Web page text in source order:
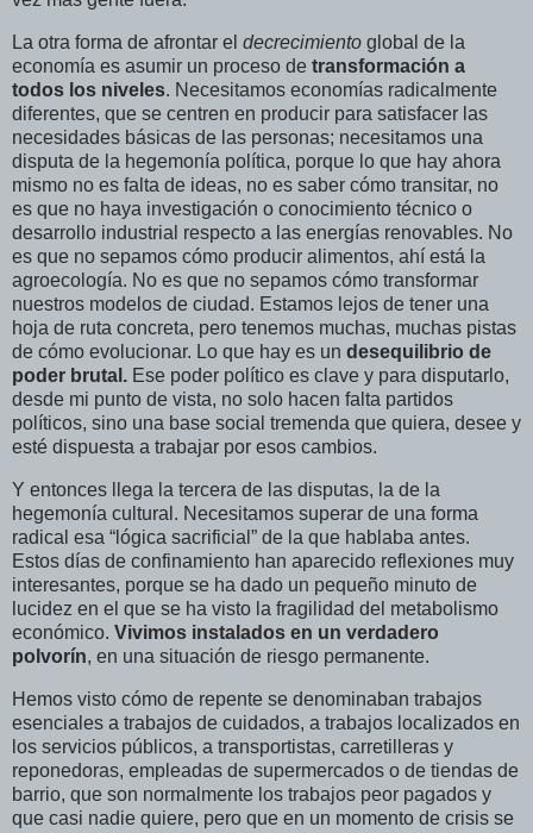
La otra forma de afrontar el decrecimiento global de la
economía es asumir un proceso de transformación a
todos los niveles. Necesitamos economías radicalmente
diferentes, que se centren en producir para satisfacer las
necesidades básicas de las personas; necesitamos una
disputa de la hegemonía política, porque lo que hay ahora
mismo no es falta de ideas, no es saber cómo transitar, no
es que no haya investigación o conocimiento técnico o
desarrollo industrial respecto a las energías renovables. No
es que no sepamos cómo producir alimentos, ahí está la
agroecología. No es que no sepamos cómo transformar
nuestros modelos de ciudad. Estamos lejos de tener una
hoja de ruta concreta, pero tenemos muchas, muchas pistas
de cómo evolucionar. Lo que hay es un desequilibrio de
poder brutal. Ese poder político es clave y para disputarlo,
desde mi punto de vista, no solo hacen falta partidos
políticos, sino una base social tremenda que quiera, desee y
esté dispuesta a trabajar por esos cambios.
Y entonces llega la tercera de las disputas, la de la
hegemonía cultural. Necesitamos superar de una forma
radical esa “lógica sacrificial” de la que hablaba antes.
Estos días de confinamiento han aparecido reflexiones muy
interesantes, porque se ha dado un pequeño minuto de
lucidez en el que se ha visto la fragilidad del metabolismo
económico. Vivimos instalados en un verdadero
polvorín, en una situación de riesgo permanente.
Hemos visto cómo de repente se denominaban trabajos
esenciales a trabajos de cuidados, a trabajos localizados en
los servicios públicos, a transportistas, carretilleras y
reponedoras, empleadas de supermercados o de tiendas de
barrio, que son normalmente los trabajos peor pagados y
que casi nadie quiere, pero que en un momento de crisis se